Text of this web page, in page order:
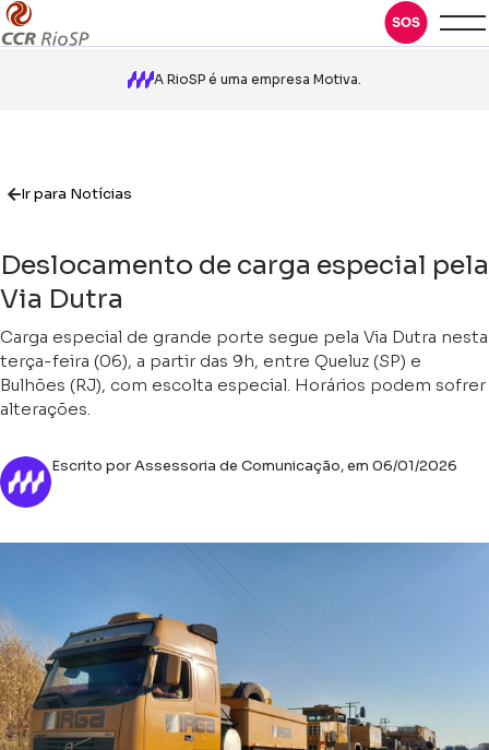
A RioSP é uma empresa Motiva.
Ir para Notícias
Deslocamento de carga especial pela
Via Dutra
Carga especial de grande porte segue pela Via Dutra nesta
terça-feira (06), a partir das 9h, entre Queluz (SP) e
Bulhões (RJ), com escolta especial. Horários podem sofrer
alterações.
Escrito por Assessoria de Comunicação, em 06/01/2026